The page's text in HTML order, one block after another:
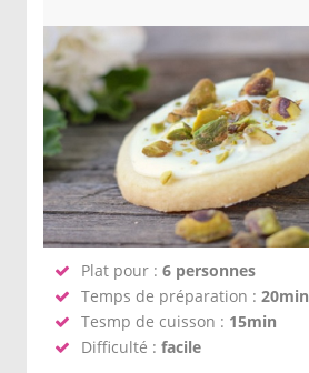
Plat pour : 6 personnes
Temps de préparation : 20min
Tesmp de cuisson : 15min
Difficulté : facile